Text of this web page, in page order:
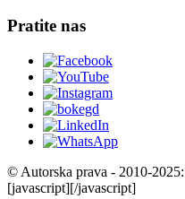
Pratite nas
© Autorska prava - 2010-
[javascript][/javascript]